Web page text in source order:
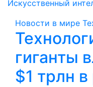
Искусственный
Новости в мире
гиганты
$1 трлн